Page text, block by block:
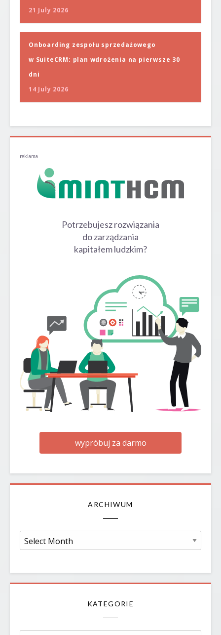
21 July 2026
Onboarding zespołu sprzedażowego
w SuiteCRM: plan wdrożenia na pierwsze 30
dni
14 July 2026
reklama
Potrzebujesz rozwiązania
do zarządzania
kapitałem ludzkim?
wypróbuj za darmo
ARCHIWUM
Archiwum
KATEGORIE